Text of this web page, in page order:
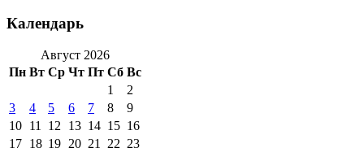
Календарь
Август 2026
Пн Вт Ср Чт Пт Сб Вс
1
2
3
4 5 6 7 8
9
10 11 12 13 14 15 16
17 18 19 20 21 22 23